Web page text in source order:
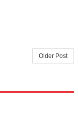
Older Post